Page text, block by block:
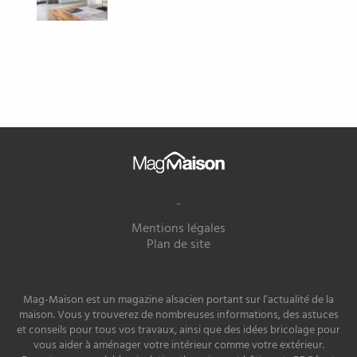
Mag
Maison
-
Mentions légales
Plan de site
Mag-Maison est un magazine alsacien portant sur l’actualité de la
maison. Vous y trouverez de nombreuses informations, des astuces
et conseils pour tous vos travaux, ainsi que des idées bricolage pour
vous aider à aménager votre intérieur comme votre extérieur.